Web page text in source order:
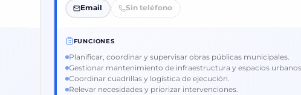
Email Sin teléfono
FUNCIONES
Planificar, coordinar y supervisar obras públicas municipales.
Gestionar mantenimiento de infraestructura y espacios urbanos.
Coordinar cuadrillas y logística de ejecución.
Relevar necesidades y priorizar intervenciones.